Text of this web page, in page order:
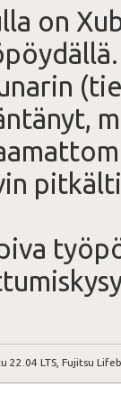
on
22.04 LTS, Fujitsu